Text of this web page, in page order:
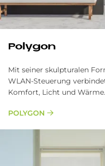
Polygon
Mit seiner skulpturalen
WLAN-Steuerung
Komfort, Licht und Wärme.
POLYGON